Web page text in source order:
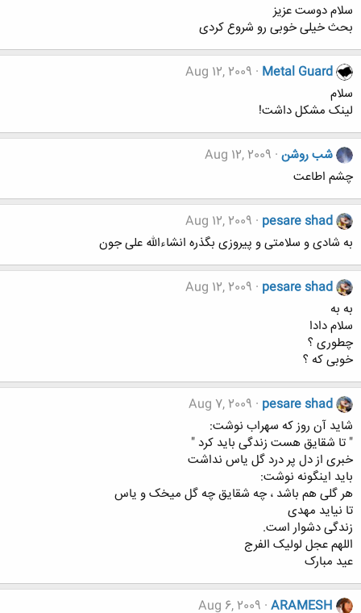
سلام دوست عزیز
بحث خیلی خوبی رو شروع کردی
Metal Guard
Aug 12, 2009
سلام
لینک مشکل داشت!
شب روشن Aug 12, 2009
چشم اطاعت
pesare shad
Aug 12, 2009
به شادی و سلامتی و پیروزی بگذره انشاءالله علی جون
pesare shad
Aug 12, 2009
به به
سلام دادا
چطوری ؟
خوبی که ؟
pesare shad
Aug 7, 2009
شاید آن روز که سهراب نوشت:
" تا شقایق هست زندگی باید کرد "
خبری از دل پر درد گل یاس نداشت
باید اینگونه نوشت:
هر گلی هم باشد ، چه شقایق چه گل میخک و یاس
تا نیاید مهدی
زندگی دشوار است.
اللهم عجل لولیک الفرج
عید مبارک
ARAMESH
Aug 6, 2009